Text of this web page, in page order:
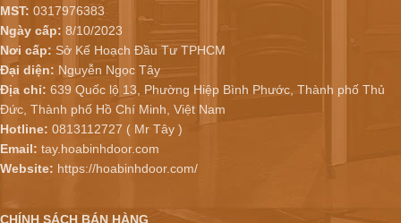
MST: 0317976383
Ngày cấp: 8/10/2023
Nơi cấp: Sở Kế Hoạch Đầu Tư TPHCM
Đại diện: Nguyễn Ngọc Tây
Địa chỉ: 639 Quốc lộ 13, Phường Hiệp Bình Phước, Thành phố Thủ
Đức, Thành phố Hồ Chí Minh, Việt Nam
Hotline: 0813112727 ( Mr Tây )
Email: tay.hoabinhdoor.com
Website: https://hoabinhdoor.com/
CHÍNH SÁCH BÁN HÀNG